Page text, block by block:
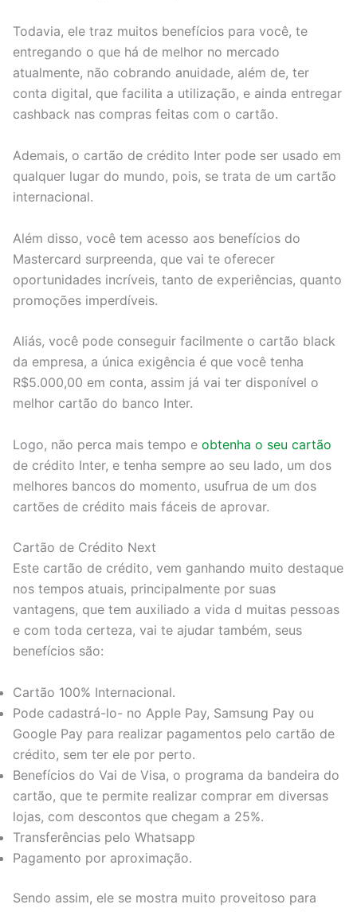
Todavia, ele traz muitos benefícios para você, te
entregando o que há de melhor no mercado
atualmente, não cobrando anuidade, além de, ter
conta digital, que facilita a utilização, e ainda entregar
cashback nas compras feitas com o cartão.
Ademais, o cartão de crédito Inter pode ser usado em
qualquer lugar do mundo, pois, se trata de um cartão
internacional.
Além disso, você tem acesso aos benefícios do
Mastercard surpreenda, que vai te oferecer
oportunidades incríveis, tanto de experiências, quanto
promoções imperdíveis.
Aliás, você pode conseguir facilmente o cartão black
da empresa, a única exigência é que você tenha
R$5.000,00 em conta, assim já vai ter disponível o
melhor cartão do banco Inter.
Logo, não perca mais tempo e obtenha o seu cartão
de crédito Inter, e tenha sempre ao seu lado, um dos
melhores bancos do momento, usufrua de um dos
cartões de crédito mais fáceis de aprovar.
Cartão de Crédito Next
Este cartão de crédito, vem ganhando muito destaque
nos tempos atuais, principalmente por suas
vantagens, que tem auxiliado a vida d muitas pessoas
e com toda certeza, vai te ajudar também, seus
benefícios são:
Cartão 100% Internacional.
Pode cadastrá-lo- no Apple Pay, Samsung Pay ou
Google Pay para realizar pagamentos pelo cartão de
crédito, sem ter ele por perto.
Benefícios do Vai de Visa, o programa da bandeira do
cartão, que te permite realizar comprar em diversas
lojas, com descontos que chegam a 25%.
Transferências pelo Whatsapp
Pagamento por aproximação.
Sendo assim, ele se mostra muito proveitoso para